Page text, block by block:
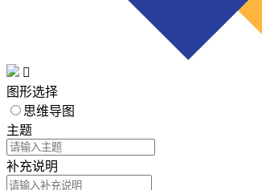

图形选择
思维导图
主题
补充说明